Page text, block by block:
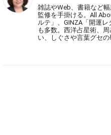
雑誌やWeb、書籍など
監修を手掛ける。All
ルテ」、GINZA「開運
も多数。西洋占星術、
い、しぐさや言葉グセの